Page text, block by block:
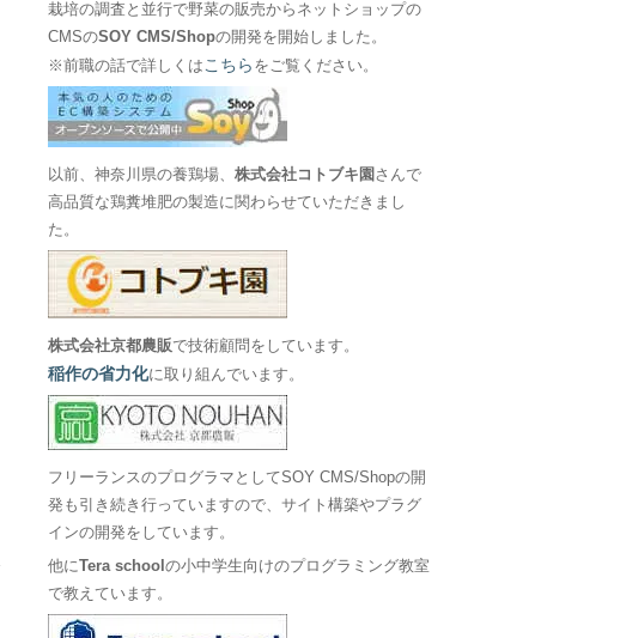
栽培の調査と並行で野菜の販売からネットショップの
CMSのSOY CMS/Shopの開発を開始しました。
※前職の話で詳しくは こちら をご覧ください。
以前、神奈川県の養鶏場、株式会社コトブキ園 さんで
高品質な鶏糞堆肥の製造に関わらせていただきまし
た。
株式会社京都農販で技術顧問をしています。
稲作の省力化に取り組んでいます。
フリーランスのプログラマとしてSOY CMS/Shopの開
発も引き続き行っていますので、サイト構築やプラグ
インの開発をしています。
他にTera schoolの小中学生向けのプログラミング教室
で教えています。